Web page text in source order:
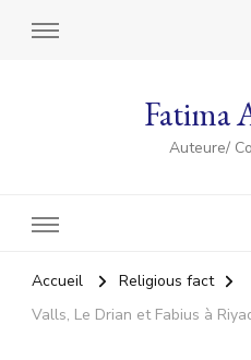
Fatima
Auteure/
Accueil
Religious fact
Valls, Le Drian et Fabius à